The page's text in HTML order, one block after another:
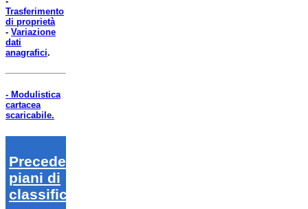
Trasferimento
di proprietà
- Variazione
dati
anagrafici.
- Modulistica
cartacea
scaricabile.
Precedenti
piani di
classifica